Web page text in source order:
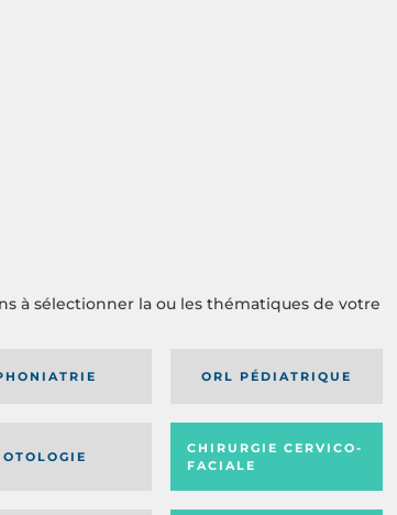
à sélectionner la ou les thématiques de votre
ORL PÉDIATRIQUE
OTOLOGIE
CHIRURGIE CERVICO-
FACIALE